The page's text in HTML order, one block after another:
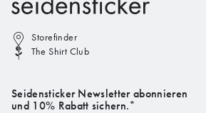
Storefinder
The Shirt Club
Seidensticker Newsletter abonnieren
und 10% Rabatt sichern.*